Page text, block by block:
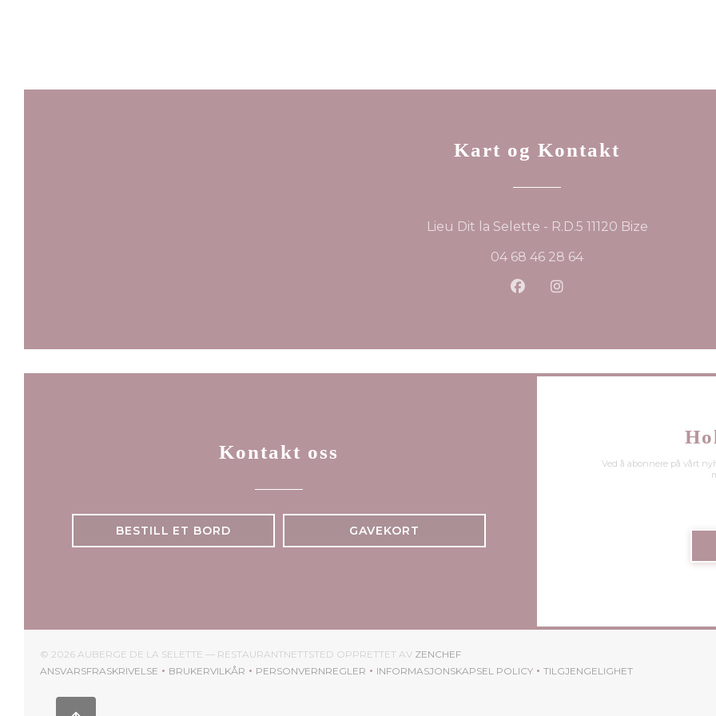
Kart og Kontakt
Lieu Dit la Selette - R.D.5 11120 Bize((åpner i
04 68 46 28 64
Facebook ((åpner i et nytt
Instagram ((åpner i et
Kontakt oss
BESTILL ET BORD GAVEKORT
Ved å abonnere på vårt
© 2026 AUBERGE DE LA SELETTE — RESTAURANTNETTSTED OPPRETTET AV ZENCHEF((ÅPNER I ET NYTT VINDU))
ANSVARSFRASKRIVELSE
((ÅPNER I ET NYTT VINDU))
BRUKERVILKÅR
((ÅPNER I ET NYTT VINDU))
PERSONVERNREGLER
((ÅPNER I ET NYTT VINDU))
INFORMASJONSKAPSEL POLICY
((ÅPNER I ET NYTT VINDU))
TILGJENGELIGHET
((ÅPNER I ET NYTT VINDU))